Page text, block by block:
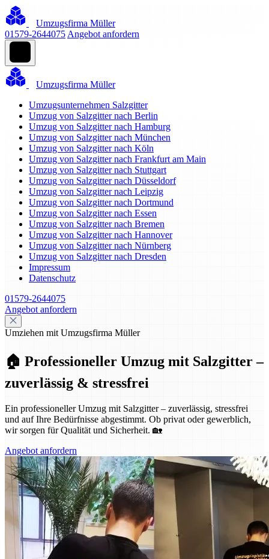
Umzugsfirma Müller
01579-2644075 Angebot anfordern
Umzugsfirma Müller
Umzugsunternehmen Salzgitter
Umzug von Salzgitter nach Berlin
Umzug von Salzgitter nach Hamburg
Umzug von Salzgitter nach München
Umzug von Salzgitter nach Köln
Umzug von Salzgitter nach Frankfurt am Main
Umzug von Salzgitter nach Stuttgart
Umzug von Salzgitter nach Düsseldorf
Umzug von Salzgitter nach Leipzig
Umzug von Salzgitter nach Dortmund
Umzug von Salzgitter nach Essen
Umzug von Salzgitter nach Bremen
Umzug von Salzgitter nach Hannover
Umzug von Salzgitter nach Nürnberg
Umzug von Salzgitter nach Dresden
Impressum
Datenschutz
01579-2644075
Angebot anfordern
Umziehen mit Umzugsfirma Müller
🏠 Professioneller Umzug mit Salzgitter –
zuverlässig & stressfrei
Ein professioneller Umzug mit Salzgitter – zuverlässig, stressfrei
und auf Ihre Bedürfnisse abgestimmt. Ob privat oder gewerblich,
wir sorgen für Qualität und Sicherheit. 🏡
Angebot anfordern